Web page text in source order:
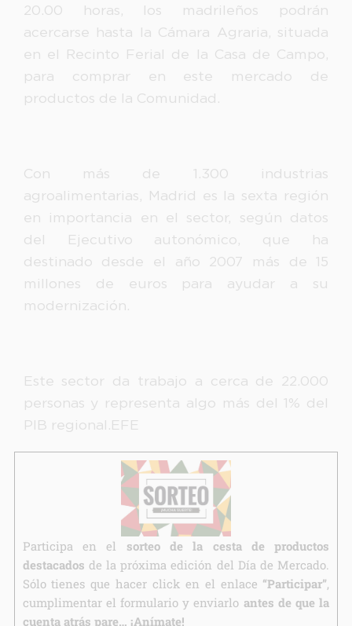
20.00 horas, los madrileños podrán
acercarse hasta la Cámara Agraria, situada
en el Recinto Ferial de la Casa de Campo,
para comprar en este mercado de
productos de la Comunidad.
Con más de 1.300 industrias
agroalimentarias, Madrid es la sexta región
en importancia en el sector, según datos
del Ejecutivo autonómico, que ha
destinado desde el año 2007 más de 15
millones de euros para ayudar a su
modernización.
Este sector da trabajo a cerca de 22.000
personas y representa algo más del 1% del
PIB regional.EFE
Participa en el sorteo de la cesta de productos
destacados de la próxima edición del Día de Mercado.
Sólo tienes que hacer click en el enlace “Participar”,
cumplimentar el formulario y enviarlo antes de que la
cuenta atrás pare… ¡Anímate!